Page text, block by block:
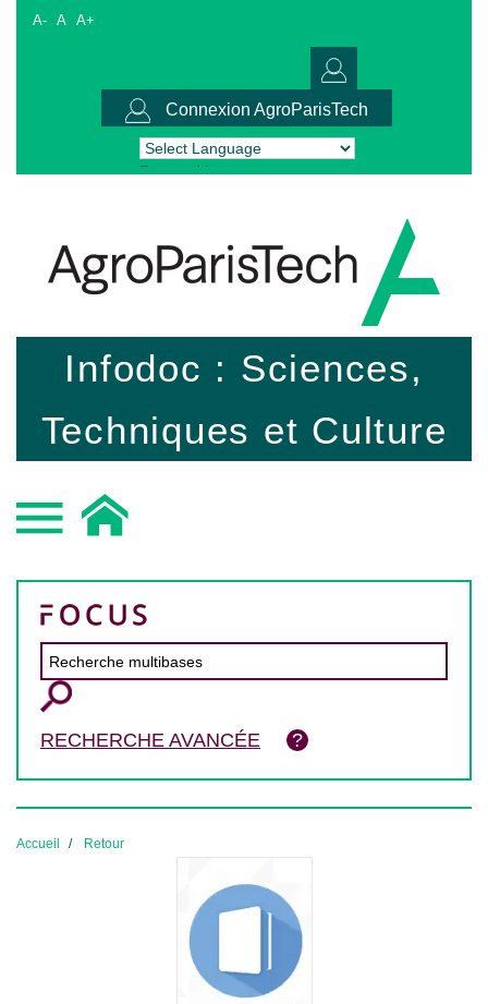
A- A A+
Connexion AgroParisTech
Powered by Translate
Infodoc : Sciences,
Techniques et Culture
RECHERCHE AVANCÉE
Accueil Retour